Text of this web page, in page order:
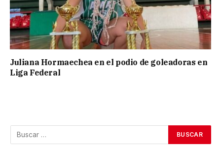
Juliana Hormaechea en el podio de goleadoras en
Liga Federal